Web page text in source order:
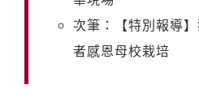
次筆：【特別報導
者感恩母校栽培